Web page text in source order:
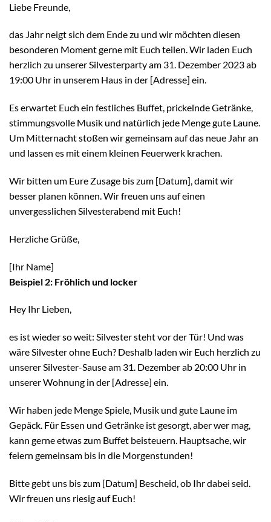
Liebe Freunde,
das Jahr neigt sich dem Ende zu und wir möchten diesen
besonderen Moment gerne mit Euch teilen. Wir laden Euch
herzlich zu unserer Silvesterparty am 31. Dezember 2023 ab
19:00 Uhr in unserem Haus in der [Adresse] ein.
Es erwartet Euch ein festliches Buffet, prickelnde Getränke,
stimmungsvolle Musik und natürlich jede Menge gute Laune.
Um Mitternacht stoßen wir gemeinsam auf das neue Jahr an
und lassen es mit einem kleinen Feuerwerk krachen.
Wir bitten um Eure Zusage bis zum [Datum], damit wir
besser planen können. Wir freuen uns auf einen
unvergesslichen Silvesterabend mit Euch!
Herzliche Grüße,
[Ihr Name]
Beispiel 2: Fröhlich und locker
Hey Ihr Lieben,
es ist wieder so weit: Silvester steht vor der Tür! Und was
wäre Silvester ohne Euch? Deshalb laden wir Euch herzlich zu
unserer Silvester-Sause am 31. Dezember ab 20:00 Uhr in
unserer Wohnung in der [Adresse] ein.
Wir haben jede Menge Spiele, Musik und gute Laune im
Gepäck. Für Essen und Getränke ist gesorgt, aber wer mag,
kann gerne etwas zum Buffet beisteuern. Hauptsache, wir
feiern gemeinsam bis in die Morgenstunden!
Bitte gebt uns bis zum [Datum] Bescheid, ob Ihr dabei seid.
Wir freuen uns riesig auf Euch!